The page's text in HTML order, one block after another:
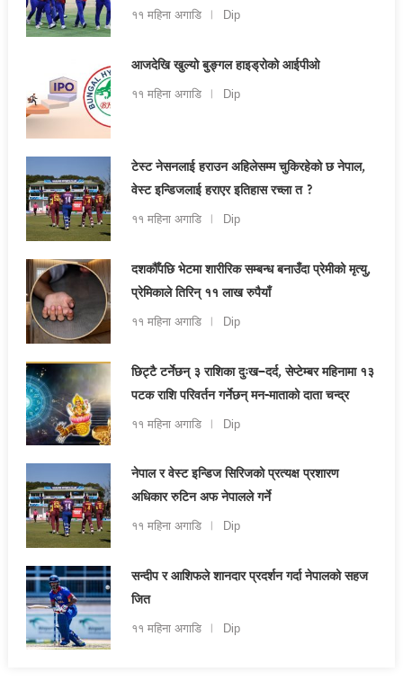
११ महिना अगाडि Dip
आजदेखि खुल्यो बुङ्गल हाइड्रोको आईपीओ
११ महिना अगाडि Dip
टेस्ट नेसनलाई हराउन अहिलेसम्म चुकिरहेको छ नेपाल,
वेस्ट इन्डिजलाई हराएर इतिहास रच्ला त ?
११ महिना अगाडि Dip
दशकौँपछि भेटमा शारीरिक सम्बन्ध बनाउँदा प्रेमीको मृत्यु,
प्रेमिकाले तिरिन् ११ लाख रुपैयाँ
११ महिना अगाडि Dip
छिट्टै टर्नेछन् ३ राशिका दुःख–दर्द, सेप्टेम्बर महिनामा १३
पटक राशि परिवर्तन गर्नेछन् मन-माताको दाता चन्द्र
११ महिना अगाडि Dip
नेपाल र वेस्ट इन्डिज सिरिजको प्रत्यक्ष प्रशारण
अधिकार रुटिन अफ नेपालले गर्ने
११ महिना अगाडि Dip
सन्दीप र आशिफले शानदार प्रदर्शन गर्दा नेपालको सहज
जित
११ महिना अगाडि Dip